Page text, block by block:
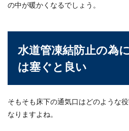
アパートの契約
玄関のドアノ
る！手順や
玄関のドアノブ
の中が暖かくなるでしょう。
水道管凍結防止の為
は塞ぐと良い
そもそも床下の通気口はどのような
なりますよね。